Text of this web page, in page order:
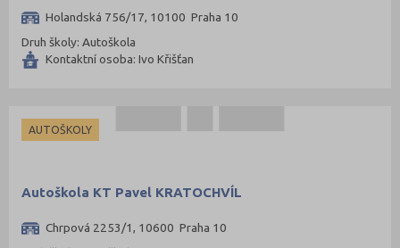
Holandská 756/17, 10100 Praha 10
Druh školy: Autoškola
Kontaktní osoba: Ivo Křišťan
AUTOŠKOLY
Autoškola KT Pavel KRATOCHVÍL
Chrpová 2253/1, 10600 Praha 10